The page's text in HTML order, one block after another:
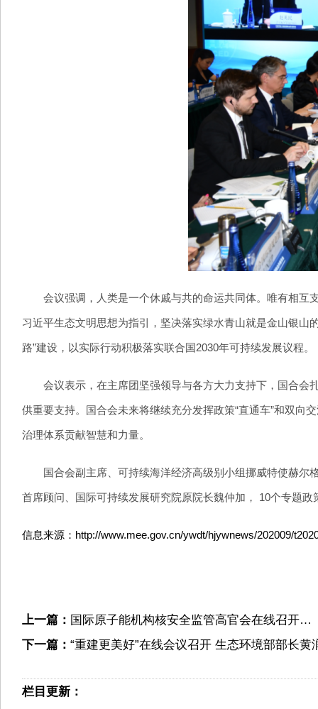
会议强调，人类是一个休戚与共的命运共同体。唯有相互
习近平生态文明思想为指引，坚决落实绿水青山就是金山银
路”建设，以实际行动积极落实联合国2030年可持续发展议程。
会议表示，在主席团坚强领导与各方大力支持下，国合会扎
供重要支持。国合会未来将继续充分发挥政策“直通车”和双
治理体系贡献智慧和力量。
国合会副主席、可持续海洋经济高级别小组挪威特使赫尔
首席顾问、国际可持续发展研究院原院长魏仲加， 10个专题
信息来源：http://www.mee.gov.cn/ywdt/hjywnews/202009/
上一篇： 国际原子能机构核安全监管高官会在线召开…
下一篇： “重建更美好”在线会议召开 生态环境部部长黄
栏目更新：